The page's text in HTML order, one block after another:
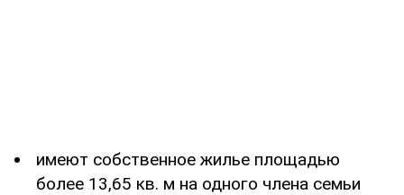
имеют собственное жилье площадью
более 13,65 кв. м на одного члена семьи